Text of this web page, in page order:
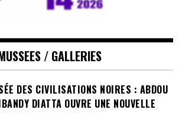
/ GALLERIES
DES CIVILISATIONS NOIRES : ABDOU
DIATTA OUVRE UNE NOUVELLE